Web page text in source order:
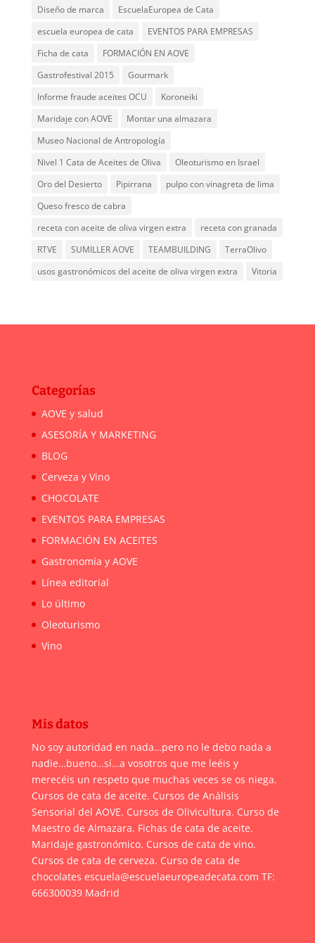
Diseño de marca
EscuelaEuropea de Cata
escuela europea de cata
EVENTOS PARA EMPRESAS
Ficha de cata
FORMACIÓN EN AOVE
Gastrofestival 2015
Gourmark
Informe fraude aceites OCU
Koroneiki
Maridaje con AOVE
Montar una almazara
Museo Nacional de Antropología
Nivel 1 Cata de Aceites de Oliva
Oleoturismo en Israel
Oro del Desierto
Pipirrana
pulpo con vinagreta de lima
Queso fresco de cabra
receta con aceite de oliva virgen extra
receta con granada
RTVE
SUMILLER AOVE TEAMBUILDING
TerraOlivo
usos gastronómicos del aceite de oliva virgen extra
Vitoria
Categorías
AOVE y salud
ASESORÍA Y MARKETING
BLOG
Cerveza y Vino
CHOCOLATE
EVENTOS PARA EMPRESAS
FORMACIÓN EN ACEITES
Gastronomía y AOVE
Línea editorial
Lo último
Oleoturismo
Vino
Mis datos
No soy autoridad en nada…pero no le debo nada a
nadie…bueno…sí…a vosotros que me leéis y
merecéis un respeto que muchas veces se os niega.
Cursos de cata de aceite. Cursos de Análisis
Sensorial del AOVE. Cursos de Olivicultura. Curso de
Maestro de Almazara. Fichas de cata de aceite.
Maridaje gastronómico. Cursos de cata de vino.
Cursos de cata de cerveza. Curso de cata de
chocolates escuela@escuelaeuropeadecata.com TF:
666300039 Madrid